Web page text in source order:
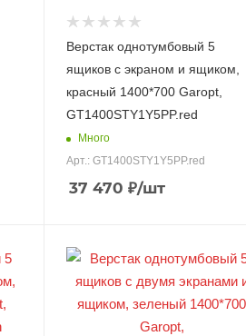
Верстак однотумбовый 5
ящиков с экраном и ящиком,
красный 1400*700 Garopt,
GT1400STY1Y5PP.red
Много
Арт.: GT1400STY1Y5PP.red
37 470 ₽/шт